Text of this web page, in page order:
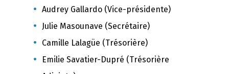
Audrey Gallardo (Vice-présidente)
Julie Masounave (Secrétaire)
Camille Lalagüe (Trésorière)
Emilie Savatier-Dupré (Trésorière